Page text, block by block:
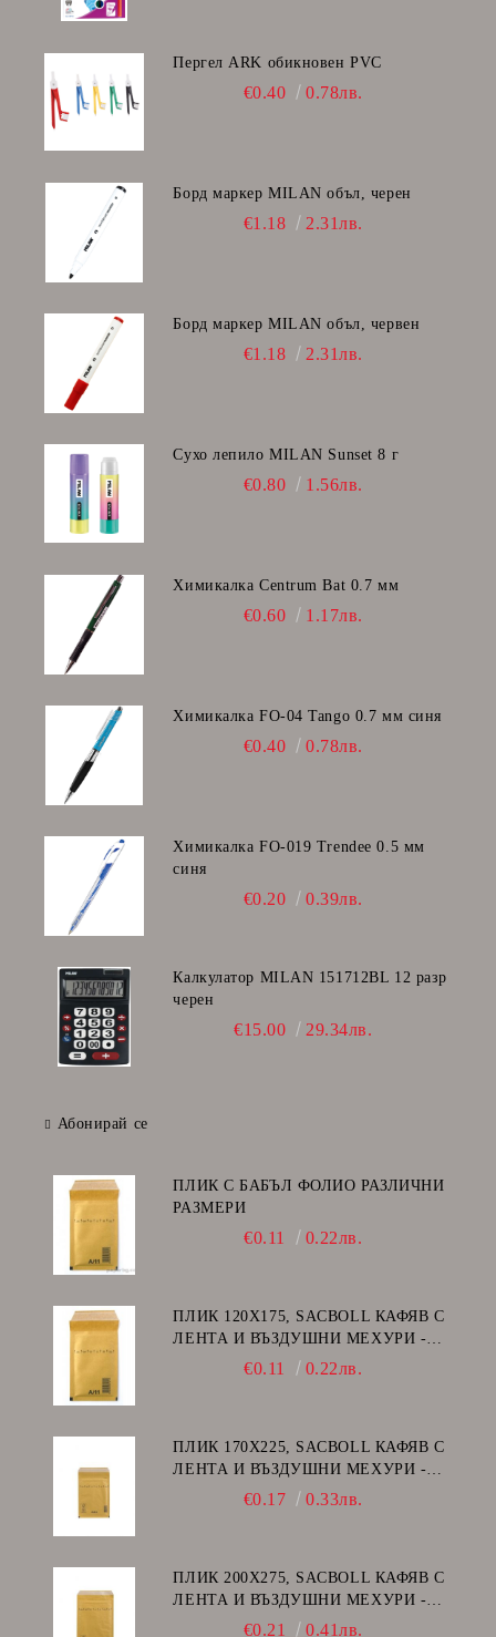
Пергел ARK обикновен PVC
€0.40 0.78лв.
Борд маркер MILAN объл, черен
€1.18 2.31лв.
Борд маркер MILAN объл, червен
€1.18 2.31лв.
Сухо лепило MILAN Sunset 8 г
€0.80 1.56лв.
Химикалка Centrum Bat 0.7 мм
€0.60 1.17лв.
Химикалка FO-04 Tango 0.7 мм синя
€0.40 0.78лв.
Химикалка FO-019 Trendee 0.5 мм
синя
€0.20 0.39лв.
Калкулатор MILAN 151712BL 12 разр
черен
€15.00 29.34лв.
Абонирай се
ПЛИК С БАБЪЛ ФОЛИО РАЗЛИЧНИ
РАЗМЕРИ
€0.11 0.22лв.
ПЛИК 120Х175, SACBOLL КАФЯВ С
ЛЕНТА И ВЪЗДУШНИ МЕХУРИ -
€0.11 0.22лв.
ПЛИК 170Х225, SACBOLL КАФЯВ С
ЛЕНТА И ВЪЗДУШНИ МЕХУРИ -
€0.17 0.33лв.
ПЛИК 200Х275, SACBOLL КАФЯВ С
ЛЕНТА И ВЪЗДУШНИ МЕХУРИ -
€0.21 0.41лв.